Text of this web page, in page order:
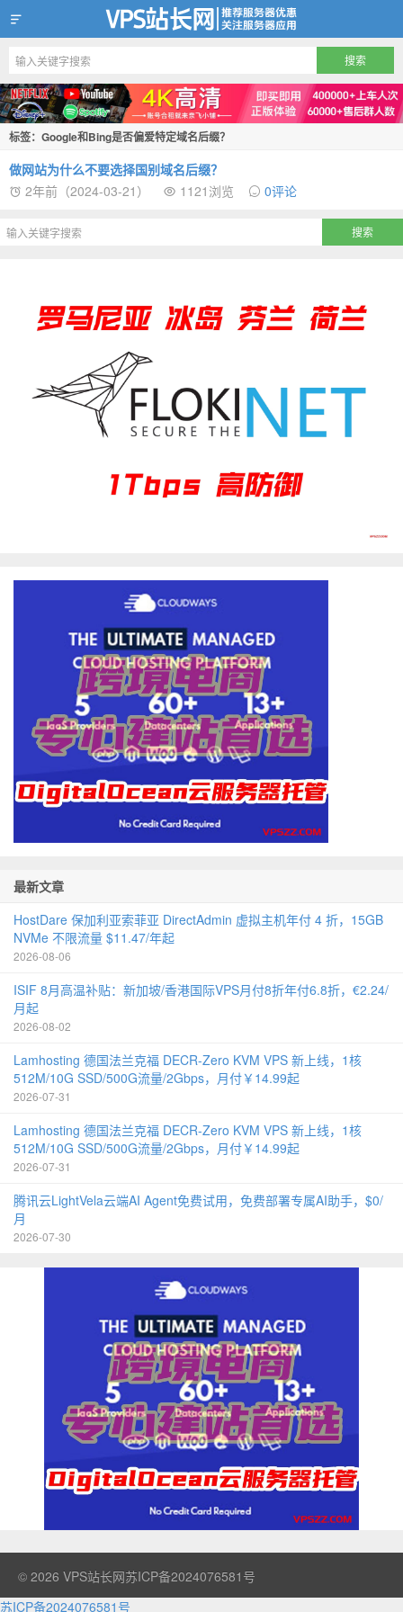
VPS站长网
标签：Google和Bing是否偏爱特定域名后缀？
做网站为什么不要选择国别域名后缀？
2年前（2024-03-21）
1121浏览 0评论
最新文章
HostDare 保加利亚索菲亚 DirectAdmin 虚拟主机年付 4 折，15GB
NVMe 不限流量 $11.47/年起
2026-08-06
ISIF 8月高温补贴：新加坡/香港国际VPS月付8折年付6.8折，€2.24/
月起
2026-08-02
Lamhosting 德国法兰克福 DECR-Zero KVM VPS 新上线，1核
512M/10G SSD/500G流量/2Gbps，月付￥14.99起
2026-07-31
Lamhosting 德国法兰克福 DECR-Zero KVM VPS 新上线，1核
512M/10G SSD/500G流量/2Gbps，月付￥14.99起
2026-07-31
腾讯云LightVela云端AI Agent免费试用，免费部署专属AI助手，$0/
月
2026-07-30
© 2026 VPS站长网苏ICP备2024076581号
苏ICP备2024076581号